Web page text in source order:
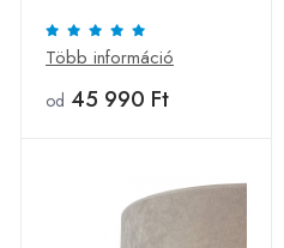
magas
Több információ
od 45 990 Ft